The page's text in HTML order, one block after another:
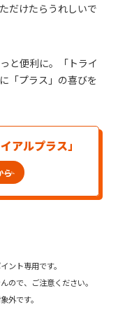
だけたらうれしいで
と便利に。「トライ
「プラス」の喜びを
アルプラス」
ら
ント専用です。
ので、ご注意ください。
外です。